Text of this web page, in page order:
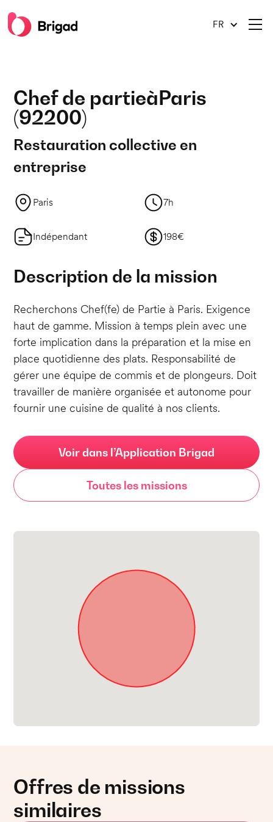
FR
Chef de partieàParis
(92200)
Restauration collective en
entreprise
Paris 7h
Indépendant 198€
Description de la mission
Recherchons Chef(fe) de Partie à Paris. Exigence
haut de gamme. Mission à temps plein avec une
forte implication dans la préparation et la mise en
place quotidienne des plats. Responsabilité de
gérer une équipe de commis et de plongeurs. Doit
travailler de manière organisée et autonome pour
fournir une cuisine de qualité à nos clients.
Voir dans l’Application Brigad
Toutes les missions
Offres de missions
similaires